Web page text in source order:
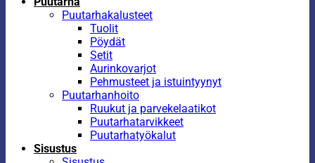
Puutarhakalusteet
Tuolit
Pöydät
Setit
Aurinkovarjot
Pehmusteet ja istuintyynyt
Puutarhanhoito
Ruukut ja parvekelaatikot
Puutarhatarvikkeet
Puutarhatyökalut
Sisustus